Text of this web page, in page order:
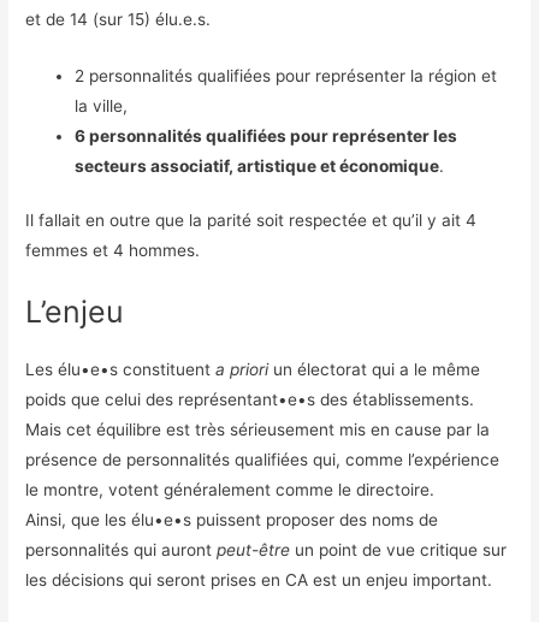
et de 14 (sur 15) élu.e.s.
2 personnalités qualifiées pour représenter la région et
la ville,
6 personnalités qualifiées pour représenter les
secteurs associatif, artistique et économique.
Il fallait en outre que la parité soit respectée et qu’il y ait 4
femmes et 4 hommes.
L’enjeu
Les élu•e•s constituenta prioriun électorat qui a le même
poids que celui des représentant•e•s des établissements.
Mais cet équilibre est très sérieusement mis en cause par la
présence de personnalités qualifiées qui, comme l’expérience
le montre, votent généralement comme le directoire.
Ainsi, que les élu•e•s puissent proposer des noms de
personnalités qui aurontpeut-être un point de vue critique sur
les décisions qui seront prises en CA est un enjeu important.